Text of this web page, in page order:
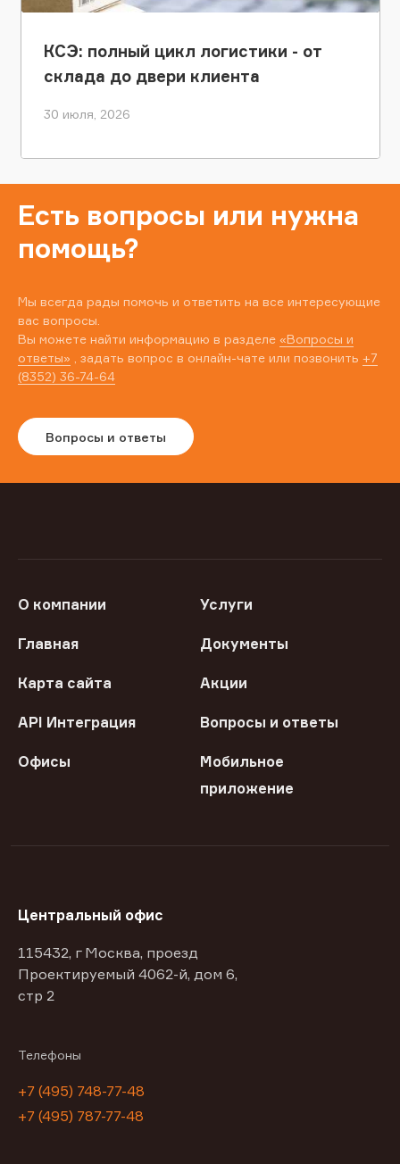
КСЭ: полный цикл логистики - от
склада до двери клиента
30 июля, 2026
Есть вопросы или нужна
помощь?
Мы всегда рады помочь и ответить на все интересующие
вас вопросы.
Вы можете найти информацию в разделе «Вопросы и
ответы» , задать вопрос в онлайн-чате или позвонить +7
(8352) 36-74-64
Вопросы и ответы
О компании Услуги
Главная Документы
Карта сайта Акции
API Интеграция Вопросы и ответы
Офисы
Мобильное
приложение
Центральный офис
115432, г Москва, проезд
Проектируемый 4062-й, дом 6,
стр 2
Телефоны
+7 (495) 748-77-48
+7 (495) 787-77-48